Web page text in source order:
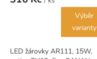
Výběr
varianty
LED žárovky AR111, 15W,